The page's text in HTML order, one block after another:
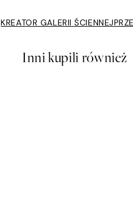
KREATOR GALERII ŚCIENNEJ
Inni kupili również